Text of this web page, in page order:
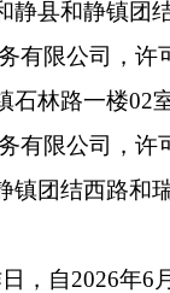
静县和静镇团
有限公司，许
石林路一楼02
有限公司，许
镇团结西路和
，自2026年6 月